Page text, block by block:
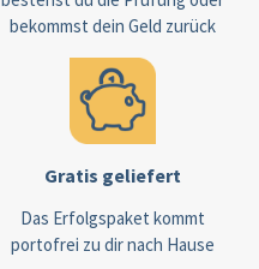
Gratis geliefert
bekommst dein Geld zurück
Das Erfolgspaket kommt
portofrei zu dir nach Hause